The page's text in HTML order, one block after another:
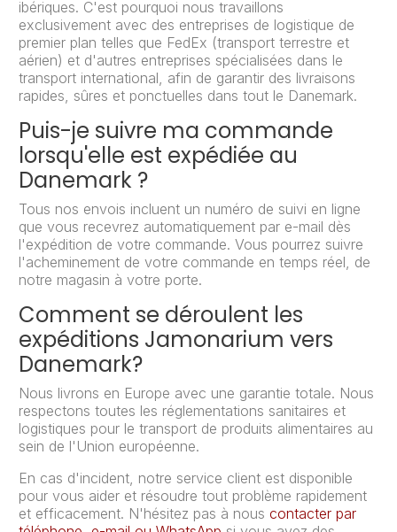
ibériques. C'est pourquoi nous travaillons
exclusivement avec des entreprises de logistique de
premier plan telles que FedEx (transport terrestre et
aérien) et d'autres entreprises spécialisées dans le
transport international, afin de garantir des livraisons
rapides, sûres et ponctuelles dans tout le Danemark.
Puis-je suivre ma commande
lorsqu'elle est expédiée au
Danemark ?
Tous nos envois incluent un numéro de suivi en ligne
que vous recevrez automatiquement par e-mail dès
l'expédition de votre commande. Vous pourrez suivre
l'acheminement de votre commande en temps réel, de
notre magasin à votre porte.
Comment se déroulent les
expéditions Jamonarium vers
Danemark?
Nous livrons en Europe avec une garantie totale. Nous
respectons toutes les réglementations sanitaires et
logistiques pour le transport de produits alimentaires au
sein de l'Union européenne.
En cas d'incident, notre service client est disponible
pour vous aider et résoudre tout problème rapidement
et efficacement. N'hésitez pas à nous contacter par